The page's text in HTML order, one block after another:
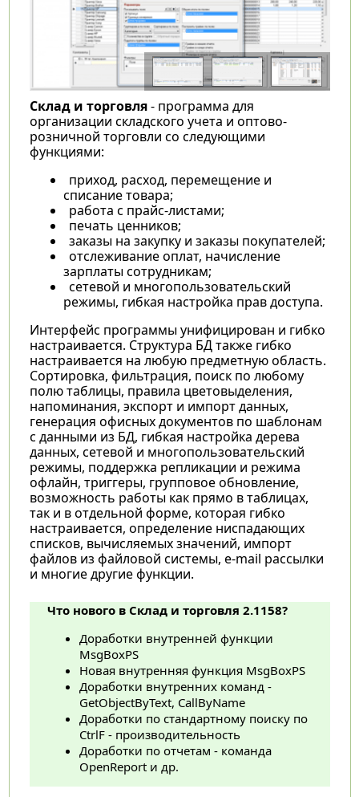
Склад и торговля- программа для
организации складского учета и оптово-
розничной торговли со следующими
функциями:
приход, расход, перемещение и
списание товара;
работа с прайс-листами;
печать ценников;
заказы на закупку и заказы покупателей;
отслеживание оплат, начисление
зарплаты сотрудникам;
сетевой и многопользовательский
режимы, гибкая настройка прав доступа.
Интерфейс программы унифицирован и гибко
настраивается. Структура БД также гибко
настраивается на любую предметную область.
Сортировка, фильтрация, поиск по любому
полю таблицы, правила цветовыделения,
напоминания, экспорт и импорт данных,
генерация офисных документов по шаблонам
с данными из БД, гибкая настройка дерева
данных, сетевой и многопользовательский
режимы, поддержка репликации и режима
офлайн, триггеры, групповое обновление,
возможность работы как прямо в таблицах,
так и в отдельной форме, которая гибко
настраивается, определение ниспадающих
списков, вычисляемых значений, импорт
файлов из файловой системы, е-mail рассылки
и многие другие функции.
Что нового в Склад и торговля 2.1158?
Доработки внутренней функции
MsgBoxPS
Новая внутренняя функция MsgBoxPS
Доработки внутренних команд -
GetObjectByText, CallByName
Доработки по стандартному поиску по
CtrlF - производительность
Доработки по отчетам - команда
OpenReport и др.